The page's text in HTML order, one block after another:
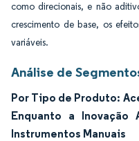
como direcionais, e não
crescimento de base, os
variáveis.
Análise de
Por Tipo de Produto:
Enquanto a Inovação
Instrumentos Manuais